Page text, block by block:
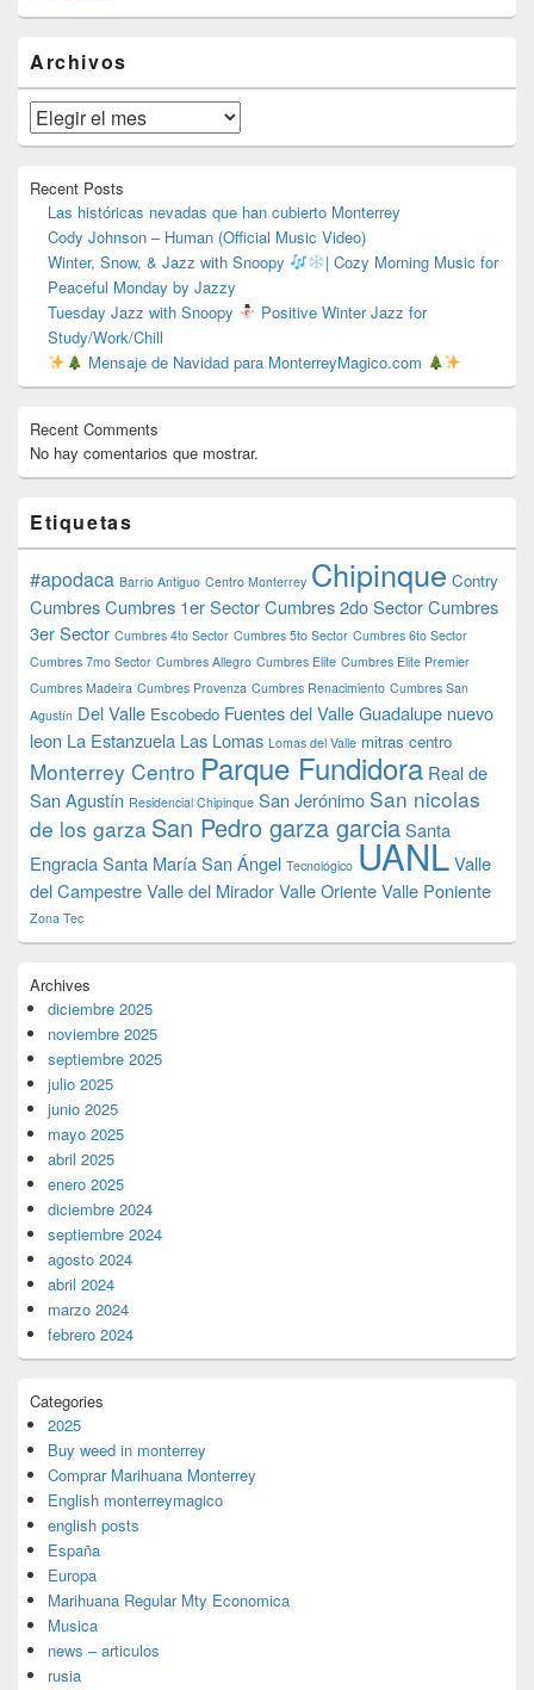
área
de
widget
barra
lateral
Archivos
Archivos
Recent Posts
Las históricas nevadas que han cubierto Monterrey
Cody Johnson – Human (Official Music Video)
Winter, Snow, & Jazz with Snoopy
| Cozy Morning Music for
Peaceful Monday by Jazzy
Tuesday Jazz with Snoopy
Positive Winter Jazz for
Study/Work/Chill
Mensaje de Navidad para MonterreyMagico.com
Recent Comments
No hay comentarios que mostrar.
Etiquetas
#apodaca Barrio Antiguo Centro Monterrey Chipinque Contry
CumbresCumbres 1er SectorCumbres 2do SectorCumbres
3er Sector Cumbres 4to Sector Cumbres 5to Sector Cumbres 6to Sector
Cumbres 7mo Sector Cumbres Allegro Cumbres Elite Cumbres Elite Premier
Cumbres Madeira Cumbres Provenza Cumbres Renacimiento Cumbres San
Agustín Del Valle Escobedo Fuentes del ValleGuadalupe nuevo
leon La Estanzuela Las Lomas Lomas del Valle mitras centro
Monterrey Centro Parque Fundidora Real de
San Agustín Residencial Chipinque San Jerónimo San nicolas
de los garza San Pedro garza garciaSanta
EngraciaSanta MaríaSan Ángel Tecnológico UANLValle
del CampestreValle del MiradorValle OrienteValle Poniente
Zona Tec
Archives
diciembre 2025
noviembre 2025
septiembre 2025
julio 2025
junio 2025
mayo 2025
abril 2025
enero 2025
diciembre 2024
septiembre 2024
agosto 2024
abril 2024
marzo 2024
febrero 2024
Categories
2025
Buy weed in monterrey
Comprar Marihuana Monterrey
English monterreymagico
english posts
España
Europa
Marihuana Regular Mty Economica
Musica
news – articulos
rusia